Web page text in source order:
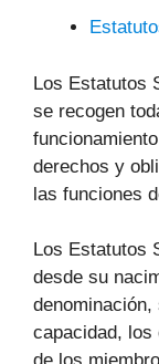
Los Estatutos
se recogen
derechos y
las funciones
Los Estatutos
desde su
capacidad,